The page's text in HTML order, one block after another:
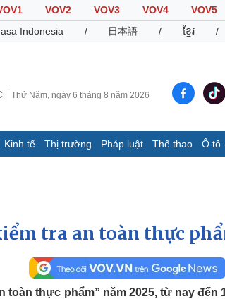
VOV2 VOV3 VOV4 VOV5
Indonesia / 日本語 / ខ្មែរ /
Thứ Năm, ngày 6 tháng 8 năm 2026
Kinh tế Thị trường Pháp luật Thể thao Ô tô
E-
Thể thao
Ô tô - Xe
tra an toàn thực
thực phẩm” năm 2025, từ nay đến